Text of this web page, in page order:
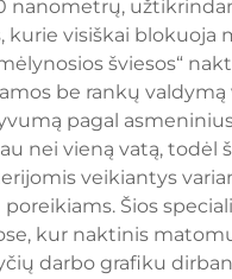
nanometrų,
visiškai blokuoja
šviesos“
be rankų valdymą
pagal
nei vieną vatą, todėl
veikiantys
Šios
kur naktinis
darbo grafiku